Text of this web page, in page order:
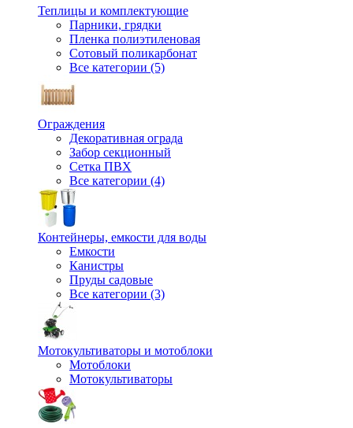
Теплицы и комплектующие
Парники, грядки
Пленка полиэтиленовая
Сотовый поликарбонат
Все категории (5)
Ограждения
Декоративная ограда
Забор секционный
Сетка ПВХ
Все категории (4)
Контейнеры, емкости для воды
Емкости
Канистры
Пруды садовые
Все категории (3)
Мотокультиваторы и мотоблоки
Мотоблоки
Мотокультиваторы